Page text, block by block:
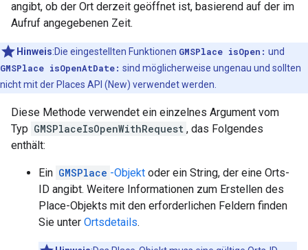
angibt, ob der Ort derzeit geöffnet ist, basierend auf der im
Aufruf angegebenen Zeit.
Hinweis:Die eingestellten Funktionen GMSPlace isOpen: und
GMSPlace isOpenAtDate: sind möglicherweise ungenau und sollten
nicht mit der Places API (New) verwendet werden.
Diese Methode verwendet ein einzelnes Argument vom
Typ GMSPlaceIsOpenWithRequest , das Folgendes
enthält:
Ein GMSPlace -Objekt oder ein String, der eine Orts-
ID angibt. Weitere Informationen zum Erstellen des
Place-Objekts mit den erforderlichen Feldern finden
Sie unter Ortsdetails.